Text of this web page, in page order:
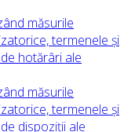
măsurile
termenele și
hotărâri ale
măsurile
termenele și
dispoziții ale